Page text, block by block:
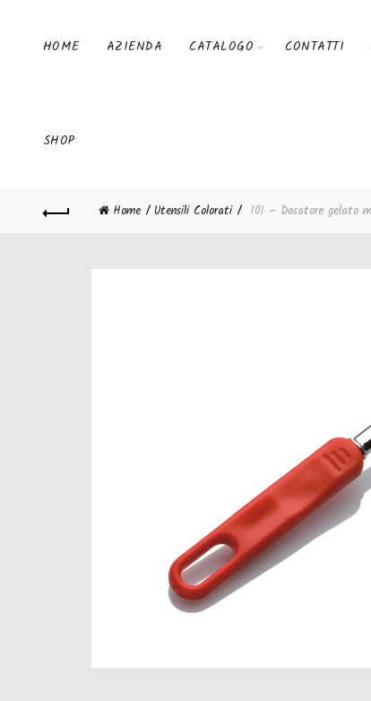
HOME AZIENDA CATALOGO CONTATTI
SHOP
Home Utensili Colorati 101 – Dosatore gelato